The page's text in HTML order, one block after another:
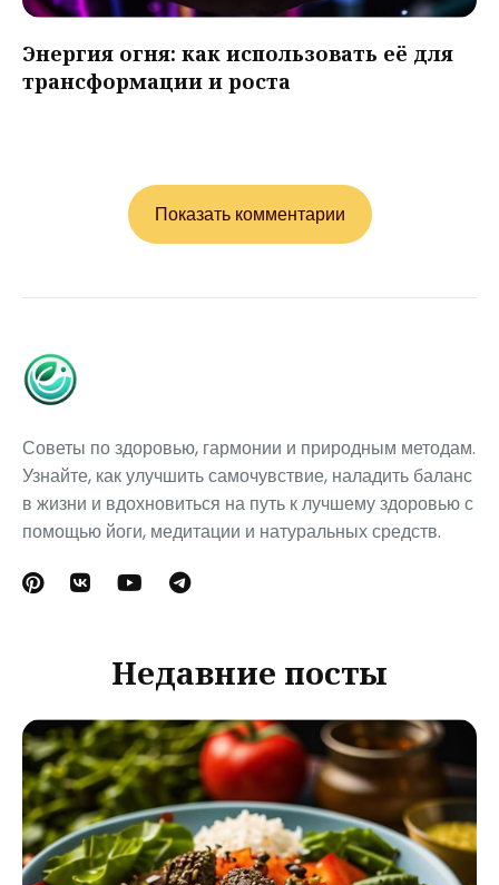
Энергия огня: как использовать её для
трансформации и роста
Показать комментарии
Советы по здоровью, гармонии и природным методам.
Узнайте, как улучшить самочувствие, наладить баланс
в жизни и вдохновиться на путь к лучшему здоровью с
помощью йоги, медитации и натуральных средств.
Недавние посты